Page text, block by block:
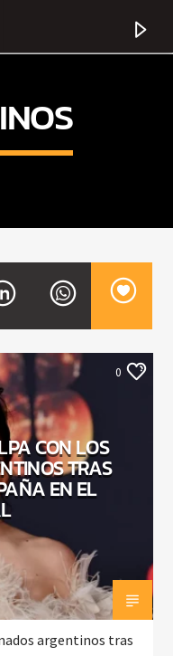
0
CON LOS
TRAS
EN EL
argentinos tras